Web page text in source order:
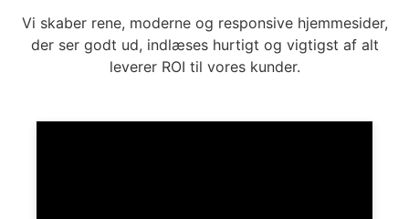
Vi skaber rene, moderne og responsive hjemmesider,
der ser godt ud, indlæses hurtigt og vigtigst af alt
leverer ROI til vores kunder.